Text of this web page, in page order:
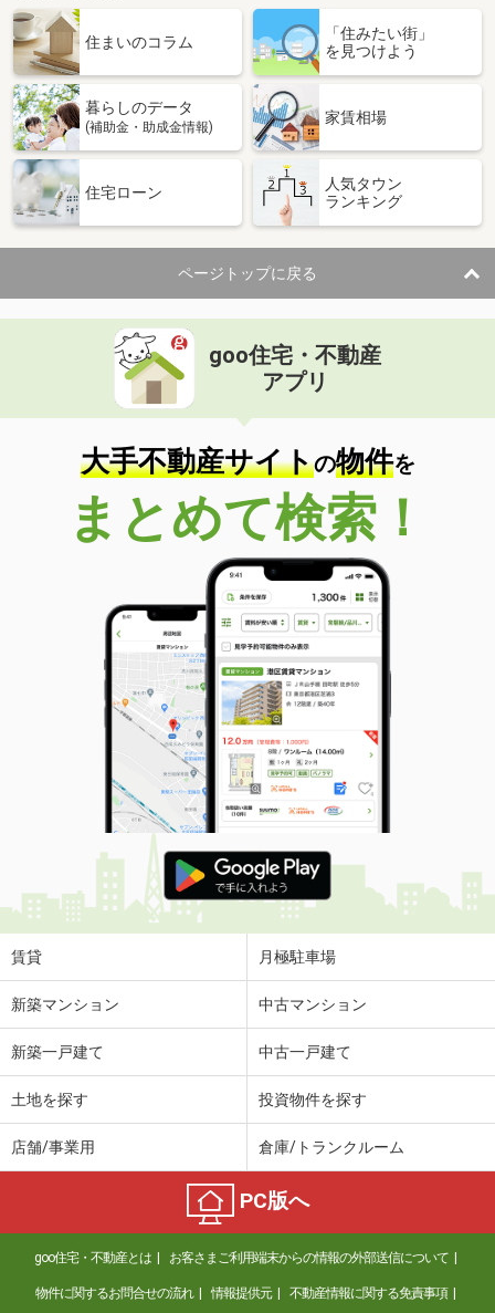
住まいのコラム
「住みたい街」
を見つけよう
暮らしのデータ
(補助金・助成金情報)
家賃相場
住宅ローン
人気タウン
ランキング
ページトップに戻る
goo住宅・不動産
アプリ
大手不動産サイトの物件を
まとめて検索！
賃貸 月極駐車場
新築マンション 中古マンション
新築一戸建て 中古一戸建て
土地を探す 投資物件を探す
店舗/事業用 倉庫/トランクルーム
PC版へ
goo住宅・不動産とは お客さまご利用端末からの情報の外部送信について
物件に関するお問合せの流れ 情報提供元 不動産情報に関する免責事項